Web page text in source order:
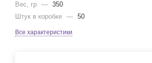
Вес, гр — 350
Штук в коробке — 50
Все характеристики